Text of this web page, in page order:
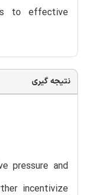
to effective
نتیجه گیری
pressure and
incentivize